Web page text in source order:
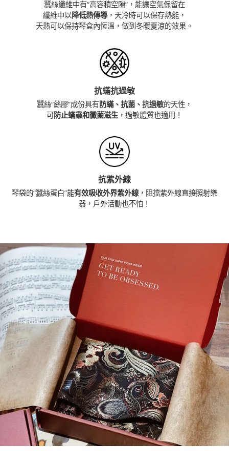
蠶絲纖維中有“高容積空隙”，能讓空氣保留在
纖維中以降低熱傳導，天冷時可以保存熱能，
天熱可以保持琴盒內恆溫，做到冬暖夏涼的效果。
抗蟎抗過敏
蠶絲“絲膠”成份具有防蟎、抗菌、抗過敏的天性，
可防止蟎蟲和黴菌滋生，過敏體質也適用！
抗紫外線
琴袋的“蠶絲蛋白”能有效吸收外界紫外線 ，阻擋紫外線直接照射樂
器，戶外活動也不怕！